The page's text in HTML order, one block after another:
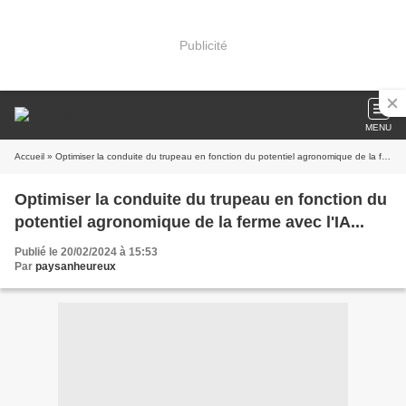
Publicité
MENU
Accueil » Optimiser la conduite du trupeau en fonction du potentiel agronomique de la ferme avec l'IA...
Optimiser la conduite du trupeau en fonction du
potentiel agronomique de la ferme avec l'IA...
Publié le 20/02/2024 à 15:53
Par paysanheureux